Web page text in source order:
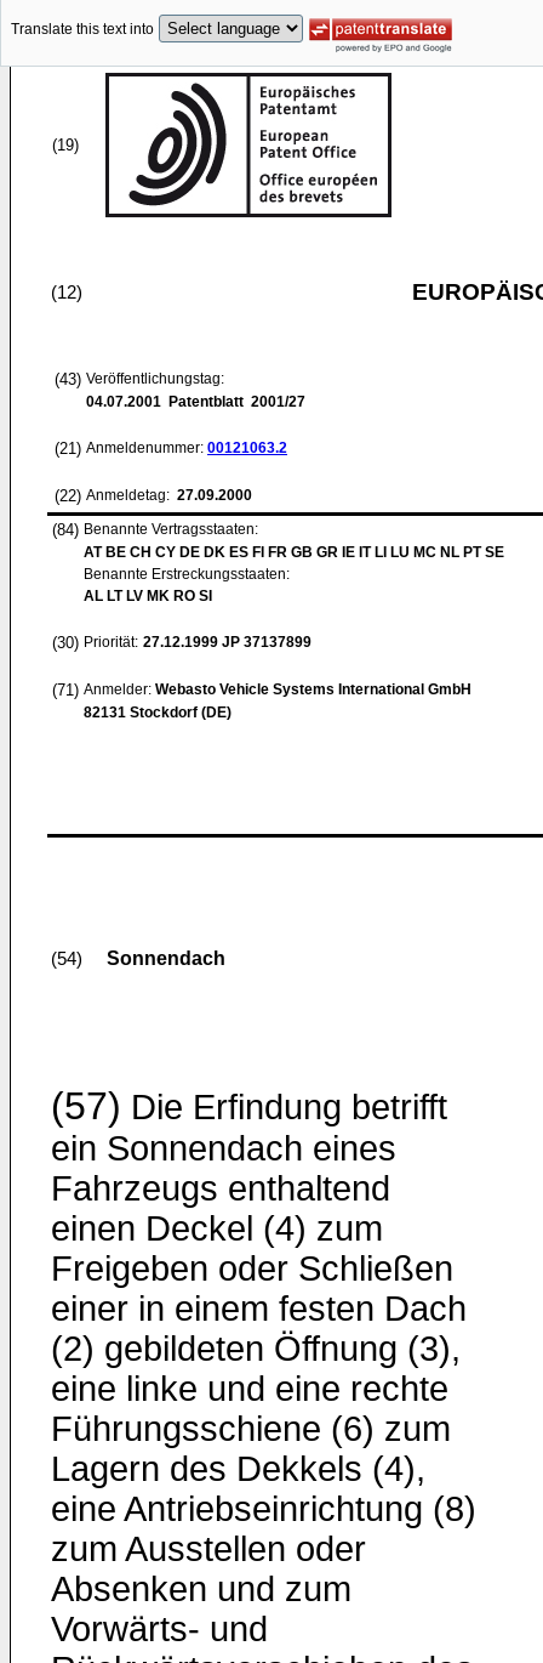
Translate this text into
(19)
(12)
(43) Veröffentlichungstag:
04.07.2001 Patentblatt 2001/27
(21) Anmeldenummer: 00121063.2
(22) Anmeldetag: 27.09.2000
(84) Benannte Vertragsstaaten:
AT BE CH CY DE DK ES FI FR GB GR IE IT LI LU MC NL PT SE
Benannte Erstreckungsstaaten:
AL LT LV MK RO SI
(30) Priorität: 27.12.1999 JP 37137899
(71) Anmelder: Webasto Vehicle Systems International GmbH
82131 Stockdorf (DE)
(54) Sonnendach
(57) Die Erfindung betrifft
ein Sonnendach eines
Fahrzeugs enthaltend
einen Deckel (4) zum
Freigeben oder Schließen
einer in einem festen Dach
(2) gebildeten Öffnung (3),
eine linke und eine rechte
Führungsschiene (6) zum
Lagern des Dekkels (4),
eine Antriebseinrichtung (8)
zum Ausstellen oder
Absenken und zum
Vorwärts- und